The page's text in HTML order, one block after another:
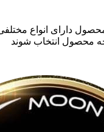
دارای انواع
محصول انتخاب شوند